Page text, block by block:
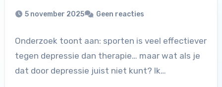
5 november 2025 Geen reacties
Onderzoek toont aan: sporten is veel effectiever
tegen depressie dan therapie… maar wat als je
dat door depressie juist niet kunt? Ik…